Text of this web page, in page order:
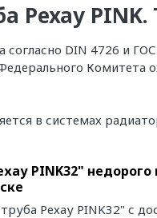
Рехау
DIN 4726 и
в системах
PINK32"
Рехау PINK32" с